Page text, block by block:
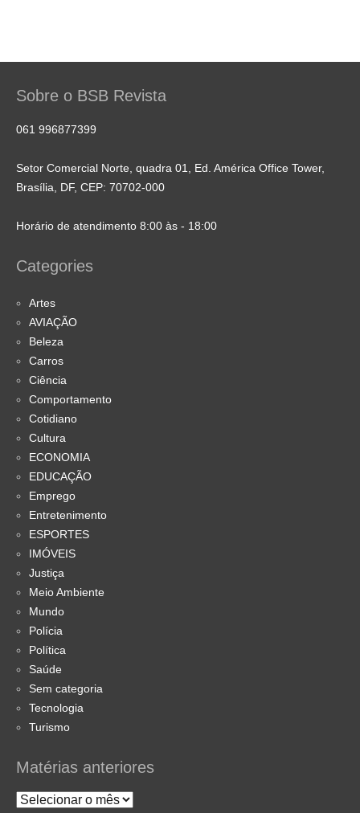
Sobre o BSB Revista
061 996877399
Setor Comercial Norte, quadra 01, Ed. América Office Tower,
Brasília, DF, CEP: 70702-000
Horário de atendimento 8:00 às - 18:00
Categories
Artes
AVIAÇÃO
Beleza
Carros
Ciência
Comportamento
Cotidiano
Cultura
ECONOMIA
EDUCAÇÃO
Emprego
Entretenimento
ESPORTES
IMÓVEIS
Justiça
Meio Ambiente
Mundo
Polícia
Política
Saúde
Sem categoria
Tecnologia
Turismo
Matérias anteriores
Matérias